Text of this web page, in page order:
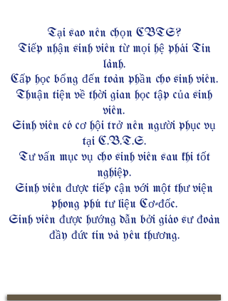
Tại sao nên chọn CBTS?
Tiếp nhận sinh viên từ mọi hệ phái Tin
lành.
Cấp học bổng đến toàn phần cho sinh viên.
Thuận tiện về thời gian học tập của sinh
viên.
Sinh viên có cơ hội trở nên người phục vụ
tại C.B.T.S.
Tư vấn mục vụ cho sinh viên sau khi tốt
nghiệp.
Sinh viên được tiếp cận với một thư viện
phong phú tư liệu Cơ-đốc.
Sinh viên được hướng dẫn bởi giáo sư đoàn
đầy đức tin và yêu thương.